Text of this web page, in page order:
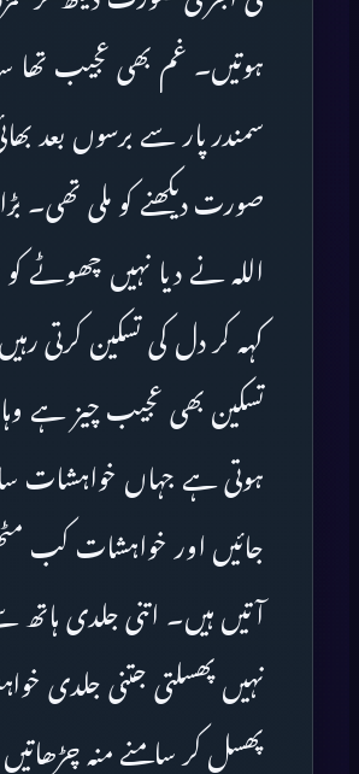
ہوتیں۔ غم بھی عجیب تھا
سمندر پار سے برسوں بعد
صورت دیکھنے کو ملی تھی۔
اللہ نے دیا نہیں چھوٹے کو
کہہ کر دل کی تسکین کرتی
تسکین بھی عجیب چیز ہے
ہوتی ہے جہاں خواہشات
جائیں اور خواہشات کب
آتیں ہیں۔ اتنی جلدی
نہیں پھسلتی جتنی جلدی
پھسل کر سامنے منہ